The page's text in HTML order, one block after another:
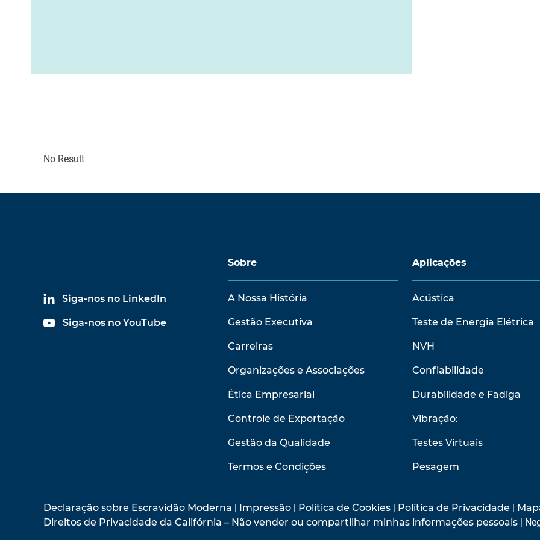
No Result
Siga-nos no LinkedIn
Siga-nos no YouTube
Sobre
A Nossa História
Gestão Executiva
Carreiras
Organizações e Associações
Ética Empresarial
Controle de Exportação
Gestão da Qualidade
Termos e Condições
Aplicações
Acústica
Teste de Energia Elétrica
NVH
Confiabilidade
Durabilidade e Fadiga
Vibração:
Testes Virtuais
Pesagem
Declaração sobre Escravidão Moderna | Impressão | Política de Cookies | Política de Privacidade |
Direitos de Privacidade da Califórnia – Não vender ou compartilhar minhas informações pessoais |